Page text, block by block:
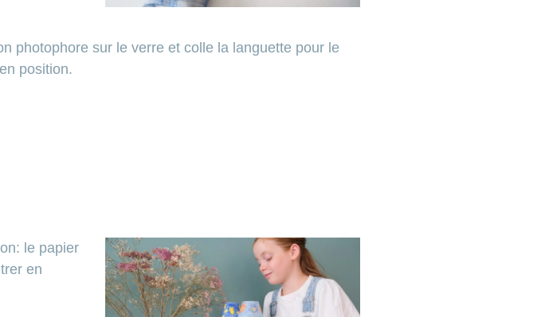
photophore sur le verre et colle la languette pour le
position.
le papier
en